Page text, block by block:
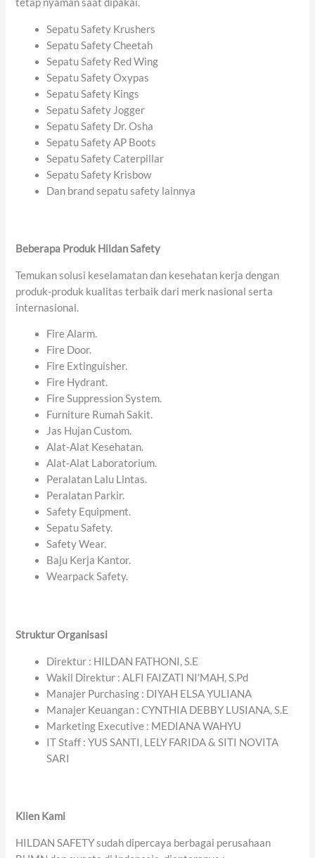
tetap nyaman saat dipakai.
Sepatu Safety Krushers
Sepatu Safety Cheetah
Sepatu Safety Red Wing
Sepatu Safety Oxypas
Sepatu Safety Kings
Sepatu Safety Jogger
Sepatu Safety Dr. Osha
Sepatu Safety AP Boots
Sepatu Safety Caterpillar
Sepatu Safety Krisbow
Dan brand sepatu safety lainnya
Beberapa Produk Hildan Safety
Temukan solusi keselamatan dan kesehatan kerja dengan
produk-produk kualitas terbaik dari merk nasional serta
internasional.
Fire Alarm.
Fire Door.
Fire Extinguisher.
Fire Hydrant.
Fire Suppression System.
Furniture Rumah Sakit.
Jas Hujan Custom.
Alat-Alat Kesehatan.
Alat-Alat Laboratorium.
Peralatan Lalu Lintas.
Peralatan Parkir.
Safety Equipment.
Sepatu Safety.
Safety Wear.
Baju Kerja Kantor.
Wearpack Safety.
Struktur Organisasi
Direktur : HILDAN FATHONI, S.E
Wakil Direktur : ALFI FAIZATI NI’MAH, S.Pd
Manajer Purchasing : DIYAH ELSA YULIANA
Manajer Keuangan : CYNTHIA DEBBY LUSIANA, S.E
Marketing Executive : MEDIANA WAHYU
IT Staff : YUS SANTI, LELY FARIDA & SITI NOVITA
SARI
Klien Kami
HILDAN SAFETY sudah dipercaya berbagai perusahaan